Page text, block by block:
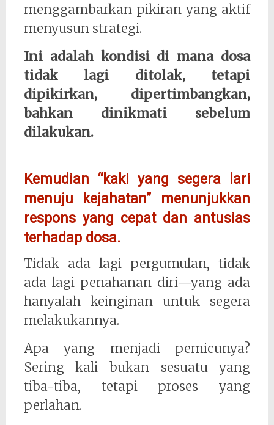
menggambarkan pikiran yang aktif
menyusun strategi.
Ini adalah kondisi di mana dosa
tidak lagi ditolak, tetapi
dipikirkan, dipertimbangkan,
bahkan dinikmati sebelum
dilakukan.
Kemudian “kaki yang segera lari
menuju kejahatan” menunjukkan
respons yang cepat dan antusias
terhadap dosa.
Tidak ada lagi pergumulan, tidak
ada lagi penahanan diri—yang ada
hanyalah keinginan untuk segera
melakukannya.
Apa yang menjadi pemicunya?
Sering kali bukan sesuatu yang
tiba-tiba, tetapi proses yang
perlahan.